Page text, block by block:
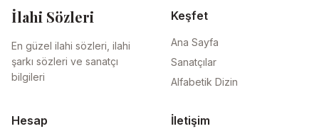
İlahi Sözleri
En güzel ilahi sözleri, ilahi
şarkı sözleri ve sanatçı
bilgileri
Keşfet
Ana Sayfa
Sanatçılar
Alfabetik Dizin
Hesap İletişim